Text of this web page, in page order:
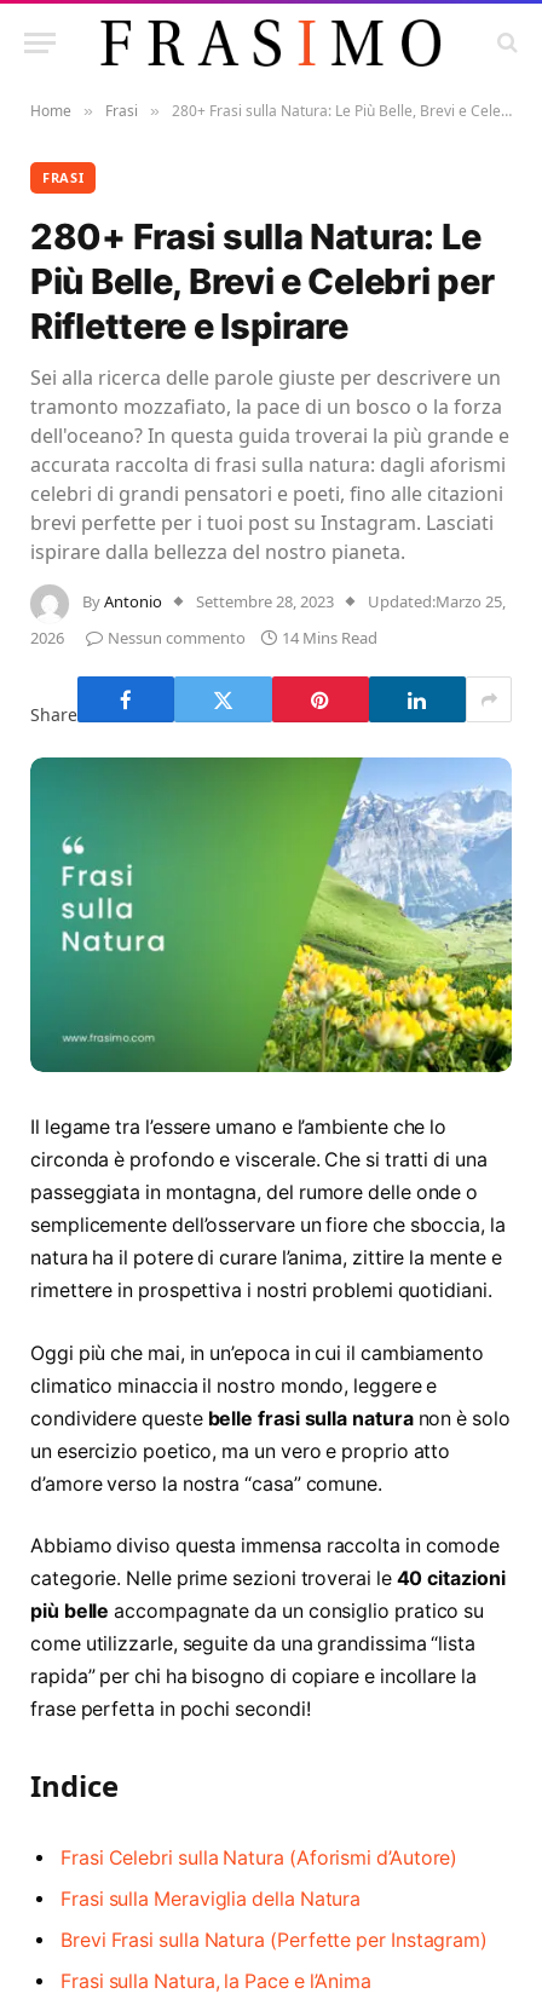
Home » Frasi » 280+ Frasi sulla Natura: Le Più Belle, Brevi e Celebri per Riflettere e Ispirare
FRASI
280+ Frasi sulla Natura: Le
Più Belle, Brevi e Celebri per
Riflettere e Ispirare
Sei alla ricerca delle parole giuste per descrivere un
tramonto mozzafiato, la pace di un bosco o la forza
dell'oceano? In questa guida troverai la più grande e
accurata raccolta di frasi sulla natura: dagli aforismi
celebri di grandi pensatori e poeti, fino alle citazioni
brevi perfette per i tuoi post su Instagram. Lasciati
ispirare dalla bellezza del nostro pianeta.
ByAntonio Settembre 28, 2023 Updated:Marzo 25,
2026
Nessun commento 14 Mins Read
Share
Il legame tra l’essere umano e l’ambiente che lo
circonda è profondo e viscerale. Che si tratti di una
passeggiata in montagna, del rumore delle onde o
semplicemente dell’osservare un fiore che sboccia, la
natura ha il potere di curare l’anima, zittire la mente e
rimettere in prospettiva i nostri problemi quotidiani.
Oggi più che mai, in un’epoca in cui il cambiamento
climatico minaccia il nostro mondo, leggere e
condividere queste belle frasi sulla naturanon è solo
un esercizio poetico, ma un vero e proprio atto
d’amore verso la nostra “casa” comune.
Abbiamo diviso questa immensa raccolta in comode
categorie. Nelle prime sezioni troverai le 40 citazioni
più belle accompagnate da un consiglio pratico su
come utilizzarle, seguite da una grandissima “lista
rapida” per chi ha bisogno di copiare e incollare la
frase perfetta in pochi secondi!
Indice
Frasi Celebri sulla Natura (Aforismi d’Autore)
Frasi sulla Meraviglia della Natura
Brevi Frasi sulla Natura (Perfette per Instagram)
Frasi sulla Natura, la Pace e l’Anima